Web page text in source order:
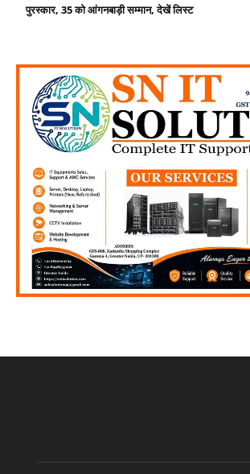
पुरस्कार, 35 को आंगनबाड़ी सम्मान, देखें लिस्ट